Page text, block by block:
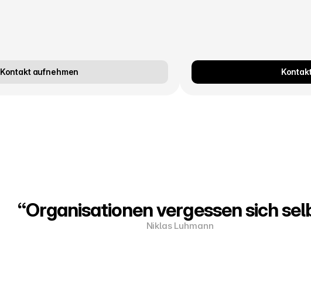
Kontakt aufnehmen
“Organisationen vergessen sich
Niklas Luhmann